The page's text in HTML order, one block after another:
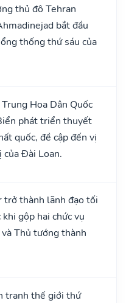
thủ đô Tehran
bắt đầu
thống thứ sáu của
Hoa Dân Quốc
phát triển thuyết
quốc, đề cập đến vị
Đài Loan.
thành lãnh đạo tối
gộp hai chức vụ
Thủ tướng thành
tranh thế giới thứ